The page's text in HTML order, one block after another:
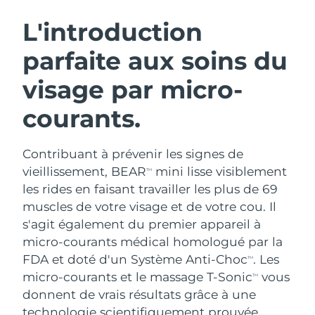
L'introduction
parfaite aux soins du
visage par micro-
courants.
Contribuant à prévenir les signes de
vieillissement, BEARTM
mini lisse visiblement
les rides en faisant travailler les plus de 69
muscles de votre visage et de votre cou. Il
s'agit également du premier appareil à
micro-courants médical homologué par la
FDA et doté d'un Système Anti-ChocTM. Les
micro-courants et le massage T-SonicTM
vous
donnent de vrais résultats grâce à une
technologie scientifiquement prouvée.
Nettoyage du visage
LUNA™ 4 coffret
Anti-aging massage
LUNA™ 4 Plus
LUNA™ 4 Men
For men, anti-aging massage
Lifting
BEAR™ 2 coffret
Microcurrent toning
BEAR™ 2 go
Microcurrent toning on-the-go
BEAR™ 2 eyes & lips
Microcurrent line smoothing device
Hydratation
UFO™ 3 coffret
Deep facial hydration
UFO™ 3 LED
Near-infrared and red light therapy
device
Soin bucco-dentaire
issa™ 4
Hybrid silicone sonic toothbrush
issa™ 4 plus
Smart hybrid silicone sonic toothbrush
FAQ™ TRAITEMENT ANTI-ÂGE
Anti-âge Traitements LED
NEW
Autriche
Bahreïn Livraison estimée8/13/26
Belgique Livraison estimée
Bermudes
Bosnie-Herzégovine Livraison estimée
Brunei Livraison estimée 8/17/26
Bulgarie Livraison estimée8/12/26
Canada Livraison estimée 8/16/26
Chili Livraison estimée